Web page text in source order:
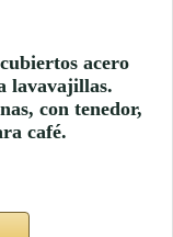
acero
lavavajillas.
con tenedor,
café.